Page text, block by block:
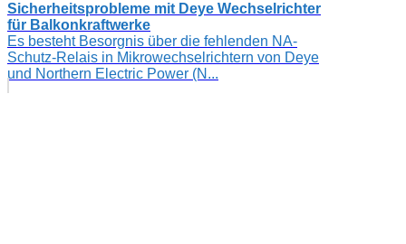
Sicherheitsprobleme mit Deye Wechselrichter
für Balkonkraftwerke
Es besteht Besorgnis über die fehlenden NA-
Schutz-Relais in Mikrowechselrichtern von Deye
und Northern Electric Power (N...